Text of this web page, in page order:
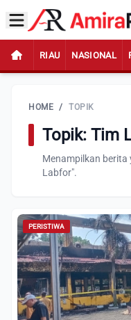
RIAU NASIONAL
HOME / TOPIK
Topik: Tim
Menampilkan berita
Labfor".
PERISTIWA